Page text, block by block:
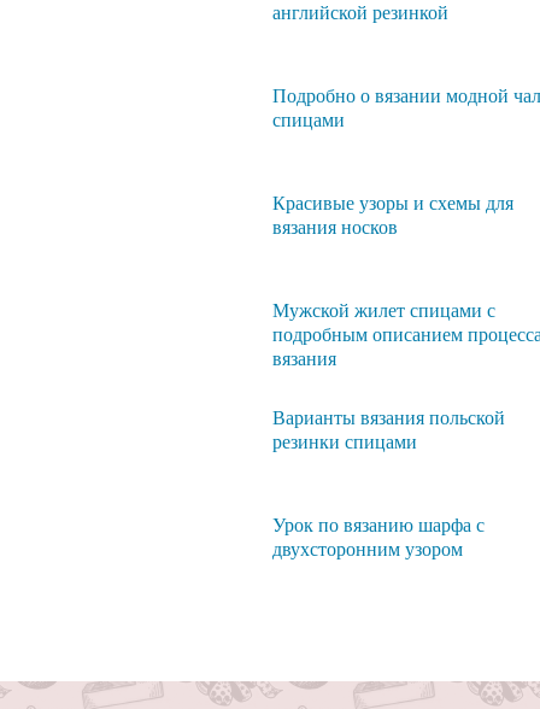
английской резинкой
Подробно о вязании модной
спицами
Красивые узоры и схемы для
вязания носков
Мужской жилет спицами с
подробным описанием
вязания
Варианты вязания польской
резинки спицами
Урок по вязанию шарфа с
двухсторонним узором